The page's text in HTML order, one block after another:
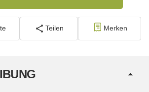
Teilen Merken